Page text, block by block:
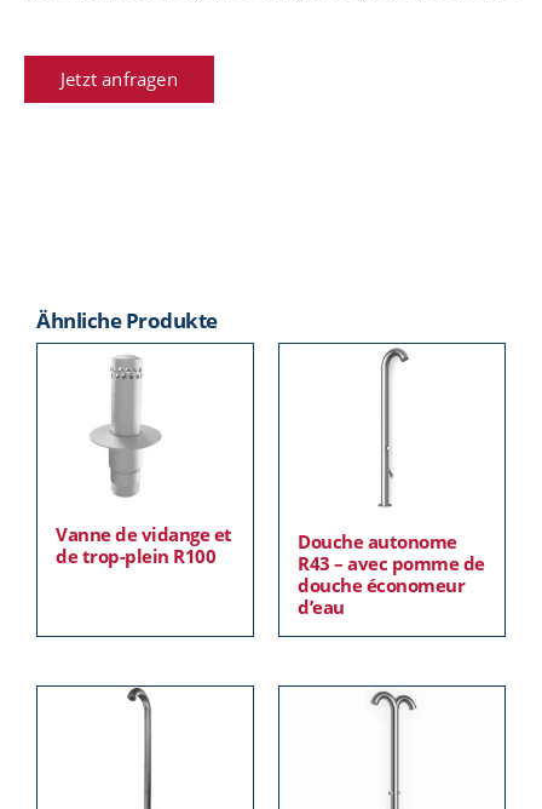
Jetzt anfragen
Ähnliche Produkte
Vanne de vidange et
de trop-plein R100
Douche autonome
R43 – avec pomme de
douche économeur
d’eau